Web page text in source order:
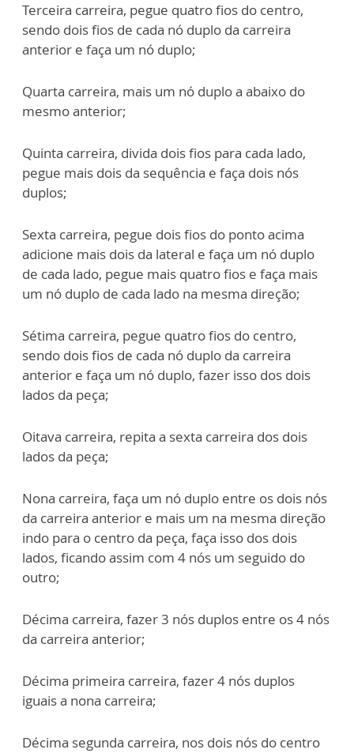
Terceira carreira, pegue quatro fios do centro,
sendo dois fios de cada nó duplo da carreira
anterior e faça um nó duplo;
Quarta carreira, mais um nó duplo a abaixo do
mesmo anterior;
Quinta carreira, divida dois fios para cada lado,
pegue mais dois da sequência e faça dois nós
duplos;
Sexta carreira, pegue dois fios do ponto acima
adicione mais dois da lateral e faça um nó duplo
de cada lado, pegue mais quatro fios e faça mais
um nó duplo de cada lado na mesma direção;
Sétima carreira, pegue quatro fios do centro,
sendo dois fios de cada nó duplo da carreira
anterior e faça um nó duplo, fazer isso dos dois
lados da peça;
Oitava carreira, repita a sexta carreira dos dois
lados da peça;
Nona carreira, faça um nó duplo entre os dois nós
da carreira anterior e mais um na mesma direção
indo para o centro da peça, faça isso dos dois
lados, ficando assim com 4 nós um seguido do
outro;
Décima carreira, fazer 3 nós duplos entre os 4 nós
da carreira anterior;
Décima primeira carreira, fazer 4 nós duplos
iguais a nona carreira;
Décima segunda carreira, nos dois nós do centro